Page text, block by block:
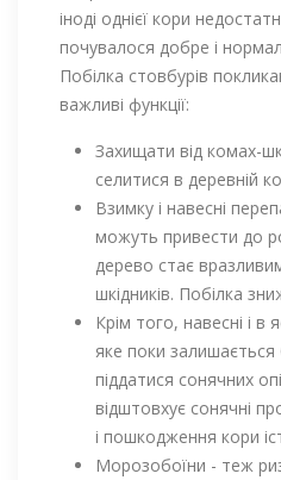
іноді однієї кори
почувалося добре і
Побілка стовбурів
важливі функції:
Захищати від комах-
селитися в деревній
Взимку і навесні
можуть привести до
дерево стає
шкідників. Побілка
Крім того, навесні і в
яке поки
піддатися сонячних
відштовхує сонячні
і пошкодження кори
Морозобоїни - теж